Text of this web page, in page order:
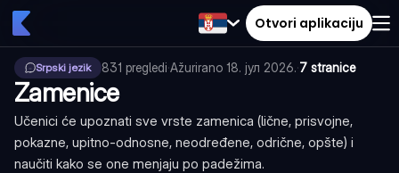
Otvori aplikaciju
Srpski jezik 831 pregledi·Ažurirano 18. јул 2026.·7 stranice
Zamenice
Učenici će upoznati sve vrste zamenica (lične, prisvojne,
pokazne, upitno-odnosne, neodređene, odrične, opšte) i
naučiti kako se one menjaju po padežima.